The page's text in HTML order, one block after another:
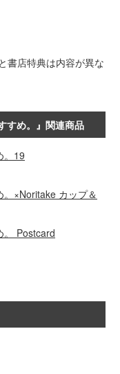
書店特典は内容が異な
すめ。』関連商品
。19
。×Noritake カップ＆
。 Postcard